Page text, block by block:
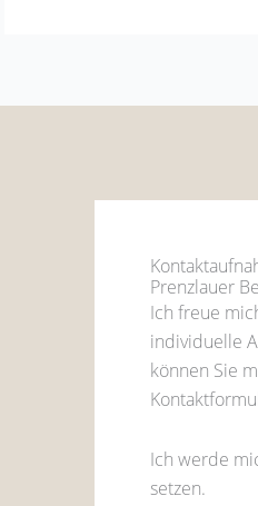
Prenzlauer
Ich freue
individuelle
können Sie
Ich werde
setzen.